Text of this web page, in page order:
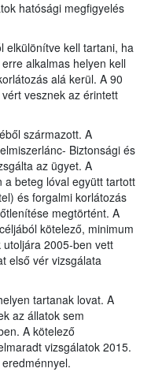
hatósági megfigyelés
elkülönítve kell tartani, ha
alkalmas helyen kell
alá kerül. A 90
vesznek az érintett
származott. A
Biztonsági és
az ügyet. A
a beteg lóval együtt tartott
és forgalmi korlátozás
megtörtént. A
kötelező, minimum
2005-ben vett
első vér vizsgálata
tartanak lovat. A
az állatok sem
A kötelező
vizsgálatok 2015.